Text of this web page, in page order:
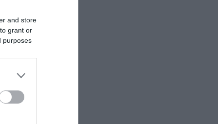
and store
grant or
purposes